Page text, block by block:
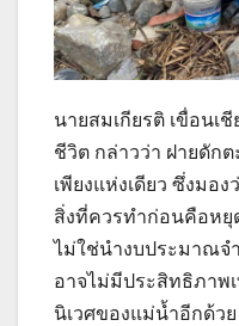
นายสมเกียรติ เขื่อนเ
ชีวิต กล่าวว่า ฝายดัก
เพียงแห่งเดียว ซึ่งมอ
สิ่งที่ควรทำก่อนคือหยุ
ไม่ใช่นำงบประมาณจ
อาจไม่มีประสิทธิภาพ
นิเวศของแม่น้ำอีกด้ว